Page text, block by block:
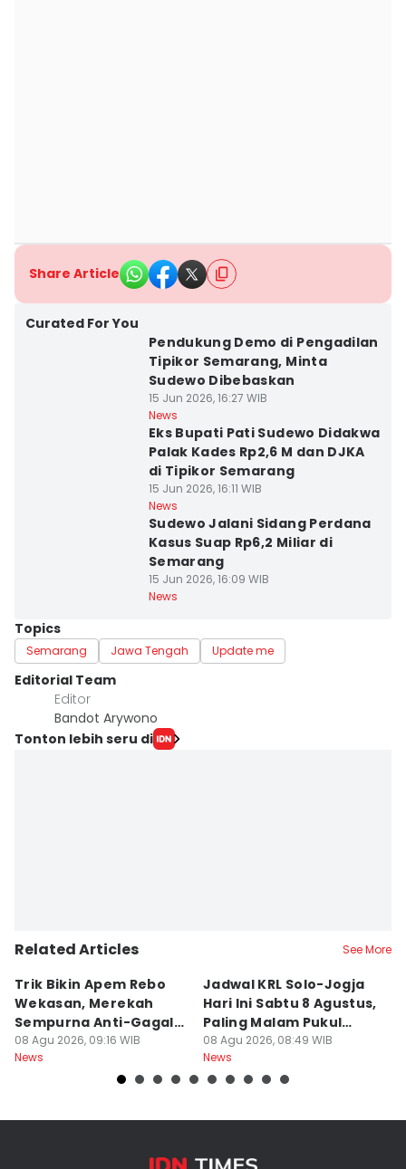
Share Article
Curated For You
Pendukung Demo di Pengadilan
Tipikor Semarang, Minta
Sudewo Dibebaskan
15 Jun 2026, 16:27 WIB
News
Eks Bupati Pati Sudewo Didakwa
Palak Kades Rp2,6 M dan DJKA
di Tipikor Semarang
15 Jun 2026, 16:11 WIB
News
Sudewo Jalani Sidang Perdana
Kasus Suap Rp6,2 Miliar di
Semarang
15 Jun 2026, 16:09 WIB
News
Topics
Semarang Jawa Tengah Update me
Editorial Team
Editor
Bandot Arywono
Tonton lebih seru di
Related Articles See More
Trik Bikin Apem Rebo
Wekasan, Merekah
Sempurna Anti-Gagal
Pakai Cetakan
Rumahan
08 Agu 2026, 09:16 WIB
News
Jadwal KRL Solo-Jogja
Hari Ini Sabtu 8 Agustus,
Paling Malam Pukul
20.42
08 Agu 2026, 08:49 WIB
News